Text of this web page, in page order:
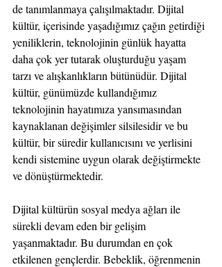
de tanımlanmaya çalışılmaktadır. Dijital
kültür, içerisinde yaşadığımız çağın getirdiği
yeniliklerin, teknolojinin günlük hayatta
daha çok yer tutarak oluşturduğu yaşam
tarzı ve alışkanlıkların bütünüdür. Dijital
kültür, günümüzde kullandığımız
teknolojinin hayatımıza yansımasından
kaynaklanan değişimler silsilesidir ve bu
kültür, bir süredir kullanıcısını ve yerlisini
kendi sistemine uygun olarak değiştirmekte
ve dönüştürmektedir.
Dijital kültürün sosyal medya ağları ile
sürekli devam eden bir gelişim
yaşanmaktadır. Bu durumdan en çok
etkilenen gençlerdir. Bebeklik, öğrenmenin